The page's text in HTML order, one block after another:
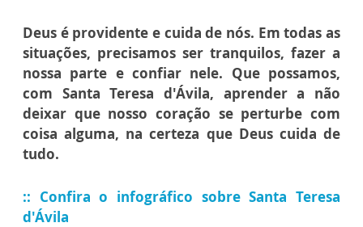
Deus é providente e cuida de nós. Em todas as
situações, precisamos ser tranquilos, fazer a
nossa parte e confiar nele. Que possamos,
com Santa Teresa d'Ávila, aprender a não
deixar que nosso coração se perturbe com
coisa alguma, na certeza que Deus cuida de
tudo.
:: Confira o infográfico sobre Santa Teresa
d'Ávila